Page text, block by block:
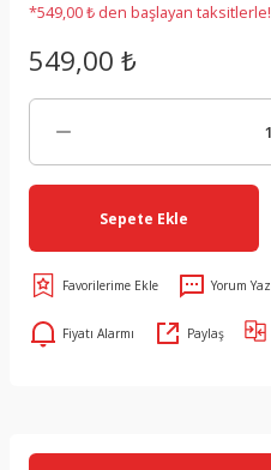
*549,00 ₺ den başlayan taksitlerle!
549,00 ₺
Sepete Ekle
Yorum Yaz
Fiyatı Alarmı Paylaş